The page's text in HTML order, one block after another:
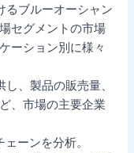
るブルーオーシャン
セグメントの市場
ーション別に様々
、製品の販売量、
、市場の主要企業
ーンを分析。